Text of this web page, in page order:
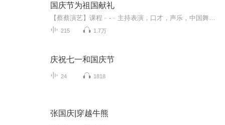
国庆节为祖国献礼
215 1.7万
庆祝七一和国庆节
24 1818
张国庆|穿越牛熊